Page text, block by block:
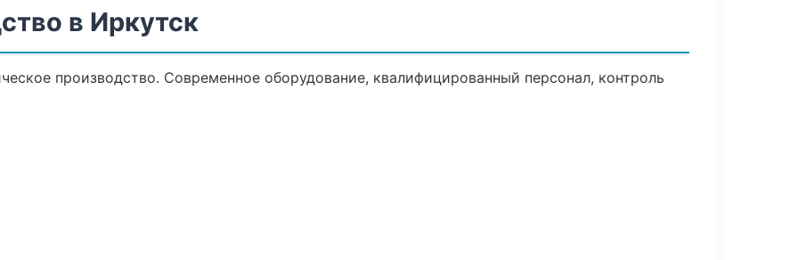
в Иркутск
производство. Современное оборудование, квалифицированный персонал, контроль